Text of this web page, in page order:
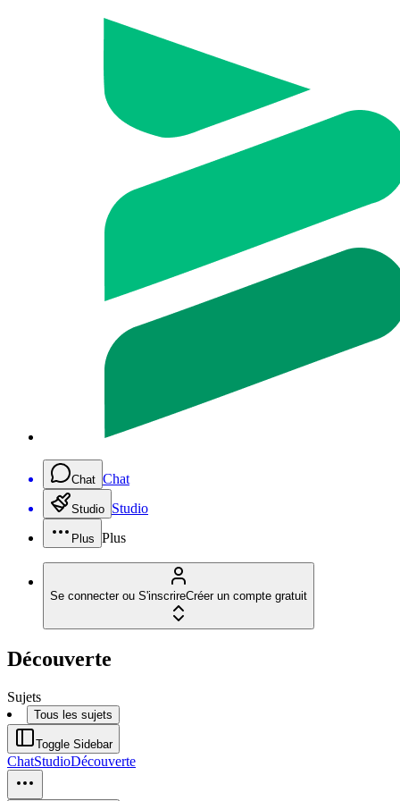
Chat Chat
Studio Studio
Plus Plus
Se connecter ou S'inscrireCréer un compte gratuit
Découverte
Sujets
Tous les sujets
Toggle Sidebar
ChatStudioDécouverte